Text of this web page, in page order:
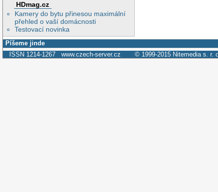
HDmag.cz
Kamery do bytu přinesou maximální
přehled o vaší domácnosti
Testovací novinka
Píšeme jinde
ISSN 1214-1267 www.czech-server.cz © 1999-2015 Nitemedia s. r.